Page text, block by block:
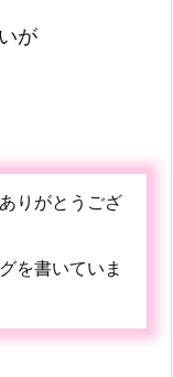
が
りがとうござ
を書いていま